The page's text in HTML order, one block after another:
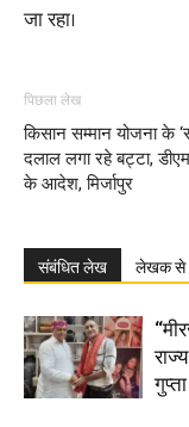
जा रहा।
पिछला लेख
किसान सम्मान योजना के
दलाल लगा रहे बट्टा,
के आदेश, मिर्जापुर
संबंधित लेख लेखक से